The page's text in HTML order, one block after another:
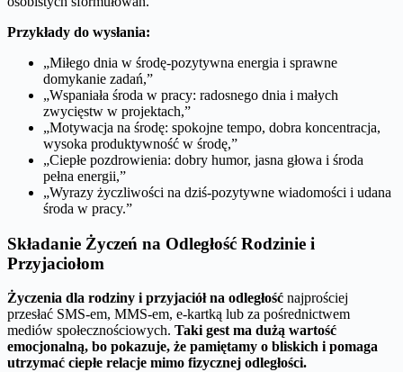
Przykłady do wysłania:
„Miłego dnia w środę-pozytywna energia i sprawne
domykanie zadań,”
„Wspaniała środa w pracy: radosnego dnia i małych
zwycięstw w projektach,”
„Motywacja na środę: spokojne tempo, dobra koncentracja,
wysoka produktywność w środę,”
„Ciepłe pozdrowienia: dobry humor, jasna głowa i środa
pełna energii,”
„Wyrazy życzliwości na dziś-pozytywne wiadomości i udana
środa w pracy.”
Składanie Życzeń na Odległość Rodzinie i
Przyjaciołom
Życzenia dla rodziny i przyjaciół na odległość najprościej
przesłać SMS-em, MMS-em, e-kartką lub za pośrednictwem
mediów społecznościowych. Taki gest ma dużą wartość
emocjonalną, bo pokazuje, że pamiętamy o bliskich i pomaga
utrzymać ciepłe relacje mimo fizycznej odległości.